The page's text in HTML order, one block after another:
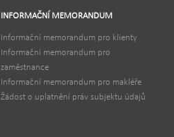
INFORMAČNÍ MEMORANDUM
Informační memorandum pro klienty
Informační memorandum pro
zaměstnance
Informační memorandum pro makléře
Žádost o uplatnění práv subjektu údajů